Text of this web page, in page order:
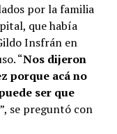
por la familia
que había
Insfrán en
“Nos dijeron
porque acá no
ser que
se preguntó con